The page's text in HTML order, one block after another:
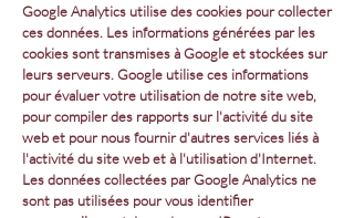
Google Analytics utilise des cookies pour collecter
ces données. Les informations générées par les
cookies sont transmises à Google et stockées sur
leurs serveurs. Google utilise ces informations
pour évaluer votre utilisation de notre site web,
pour compiler des rapports sur l'activité du site
web et pour nous fournir d'autres services liés à
l'activité du site web et à l'utilisation d'Internet.
Les données collectées par Google Analytics ne
sont pas utilisées pour vous identifier